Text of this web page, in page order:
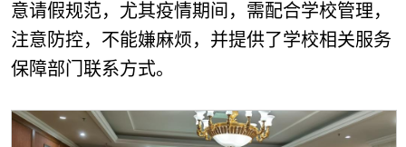
意请假规范，尤其疫情期间，需配合学校管理，
注意防控，不能嫌麻烦，并提供了学校相关服务
保障部门联系方式。